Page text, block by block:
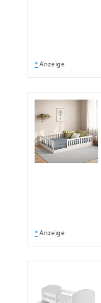
* Anzeige
* Anzeige